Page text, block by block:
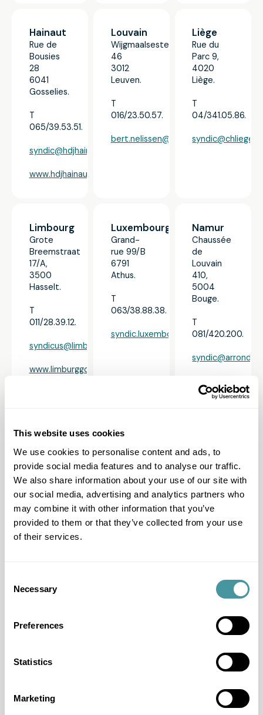
This website uses cookies
We use cookies to personalise content and ads, to
provide social media features and to analyse our traffic.
We also share information about your use of our site with
our social media, advertising and analytics partners who
may combine it with other information that you’ve
provided to them or that they’ve collected from your use
of their services.
Selection
Necessary
Preferences
Statistics
Marketing
Hainaut
Rue de
Bousies
28
6041
Gosselies.
T
065/39.53.51.
syndic@hdjhainaut.be
www.hdjhainaut.be
Louvain
Wijgmaalsesteenweg
46
3012
Leuven.
T
016/23.50.57.
bert.nelissen@gdwflex.be
Liège
Rue du
Parc 9,
4020
Liège.
T
04/341.05.86.
Limbourg
Grote
Breemstraat
17/A,
3500
Hasselt.
T
011/28.39.12.
syndicus@limburggdw.be
www.limburggdw.be
Luxembourg
Grand-
rue 99/B
6791
Athus.
T
063/38.88.38.
syndic.luxembourg@modero.be
Namur
Chaussée
de
Louvain
410,
5004
Bouge.
T
081/420.200.
Orientale
Ledergemstraat
9041
Gent
T
093/80.35.45.
syndicus@ovlgdw.be
Occidentale
Cartonstraat
8900
Ieper.
T
057/20.83.11.
Rue du
Centre
63,
4800
Verviers.
T
04/234.99.74.